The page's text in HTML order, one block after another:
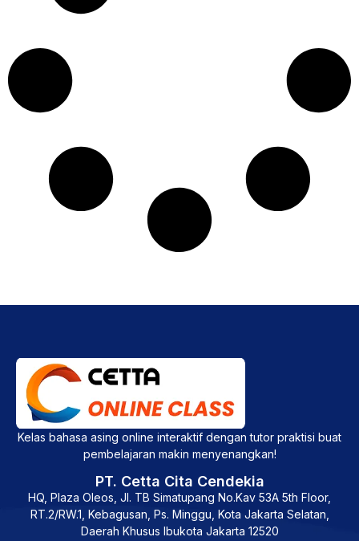
Kelas bahasa asing online interaktif dengan tutor praktisi buat
pembelajaran makin menyenangkan!
PT. Cetta Cita Cendekia
HQ, Plaza Oleos, Jl. TB Simatupang No.Kav 53A 5th Floor,
RT.2/RW.1, Kebagusan, Ps. Minggu, Kota Jakarta Selatan,
Daerah Khusus Ibukota Jakarta 12520